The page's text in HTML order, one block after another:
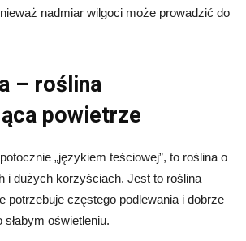
nadmiar wilgoci może prowadzić do
– roślina
powietrze
„językiem teściowej”, to roślina o
i dużych korzyściach. Jest to roślina
potrzebuje częstego podlewania i dobrze
oświetleniu.